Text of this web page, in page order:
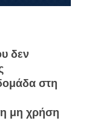
δεν
στη
μη χρήση